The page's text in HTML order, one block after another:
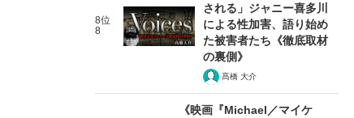
8位
8
される」ジャニー喜多川
による性加害、語り始め
た被害者たち《徹底取材
の裏側》
髙橋 大介
《映画『Michael／マイケ